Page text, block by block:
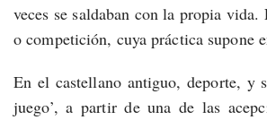
veces se saldaban con la propia
o competición, cuya práctica supone
En el castellano antiguo, deporte, y
juego’, a partir de una de las